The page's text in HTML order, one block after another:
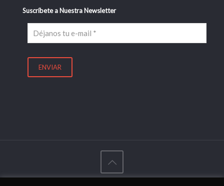
Suscríbete a Nuestra Newsletter